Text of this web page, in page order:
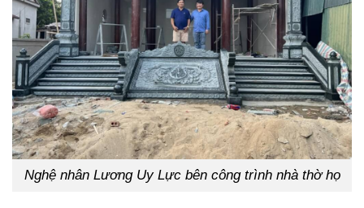
Nghệ nhân Lương Uy Lực bên công trình nhà thờ họ